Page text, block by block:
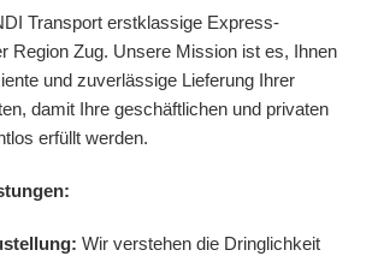
Transport erstklassige Express-
Region Zug. Unsere Mission ist es, Ihnen
und zuverlässige Lieferung Ihrer
damit Ihre geschäftlichen und privaten
erfüllt werden.
Wir verstehen die Dringlichkeit